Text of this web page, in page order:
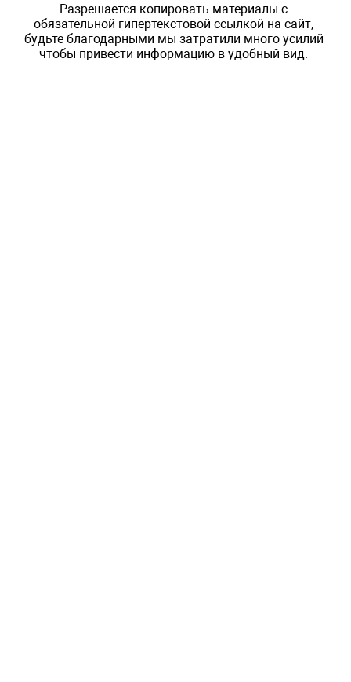
Разрешается копировать материалы с
обязательной гипертекстовой ссылкой на сайт,
будьте благодарными мы затратили много усилий
чтобы привести информацию в удобный вид.